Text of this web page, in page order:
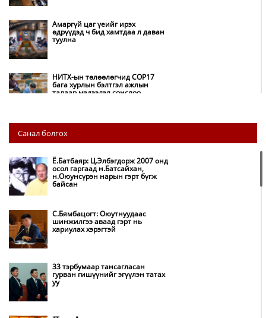
Амаргүй цаг үеийг ирэх
өдрүүдэд ч бид хамтдаа л даван
туулна
НИТХ-ын төлөөлөгчид COP17
бага хурлын бэлтгэл ажлын
талаар мэдээлэл сонслоо
Монгол Улс “COP17”-д “Тал
хээрийн төлөвлөгөө”-гөө
танилцуулна
Нөөцийн махны худалдаа,
Бүх шатанд хэмнэлтийн горимд
Автобензин, дизель түлшний
Санал болгох
Ё.Батбаяр: Ц.Элбэгдорж 2007 онд
осол гаргаад н.Батсайхан,
н.Оюунсүрэн нарын гэрт бүгж
байсан
С.Бямбацогт: Оюутнуудаас
шинжилгээ аваад гэрт нь
хариулах хэрэгтэй
33 тэрбумаар тансагласан
гурван гишүүнийг эгүүлэн татах
уу